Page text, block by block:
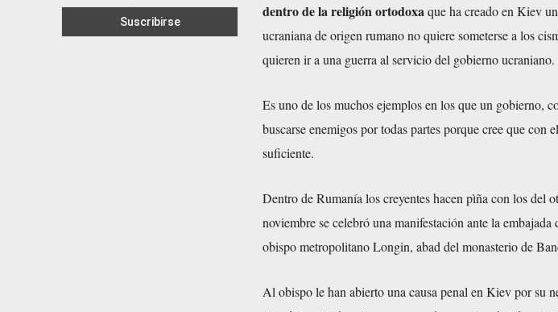
dentro de la religión ortodoxaque ha creado en Kiev
ucraniana de origen rumano no quiere someterse a los
quieren ir a una guerra al servicio del gobierno ucraniano.
Es uno de los muchos ejemplos en los que un gobierno,
buscarse enemigos por todas partes porque cree que con
suficiente.
Dentro de Rumanía los creyentes hacen pìña con los del
noviembre se celebró una manifestación ante la
obispo metropolitano Longin, abad del monasterio de
Al obispo le han abierto una causa penal en Kiev por su